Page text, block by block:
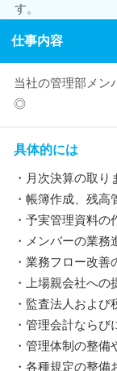
す。
仕事内容
当社の管理部メン
◎
具体的には
・月次決算の取
・帳簿作成、残
・予実管理資料
・メンバーの業
・業務フロー改善
・上場親会社への
・監査法人および
・管理会計ならび
・管理体制の整備
・各種規定の整備